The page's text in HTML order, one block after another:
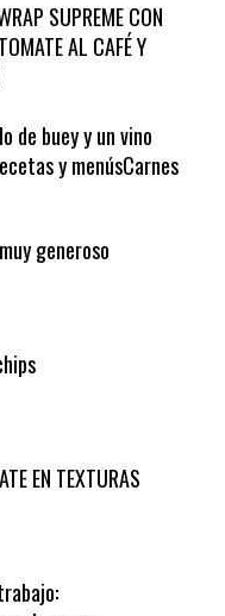
SUPREME CON
AL CAFÉ Y
de buey y un vino
y menúsCarnes
generoso
EN TEXTURAS